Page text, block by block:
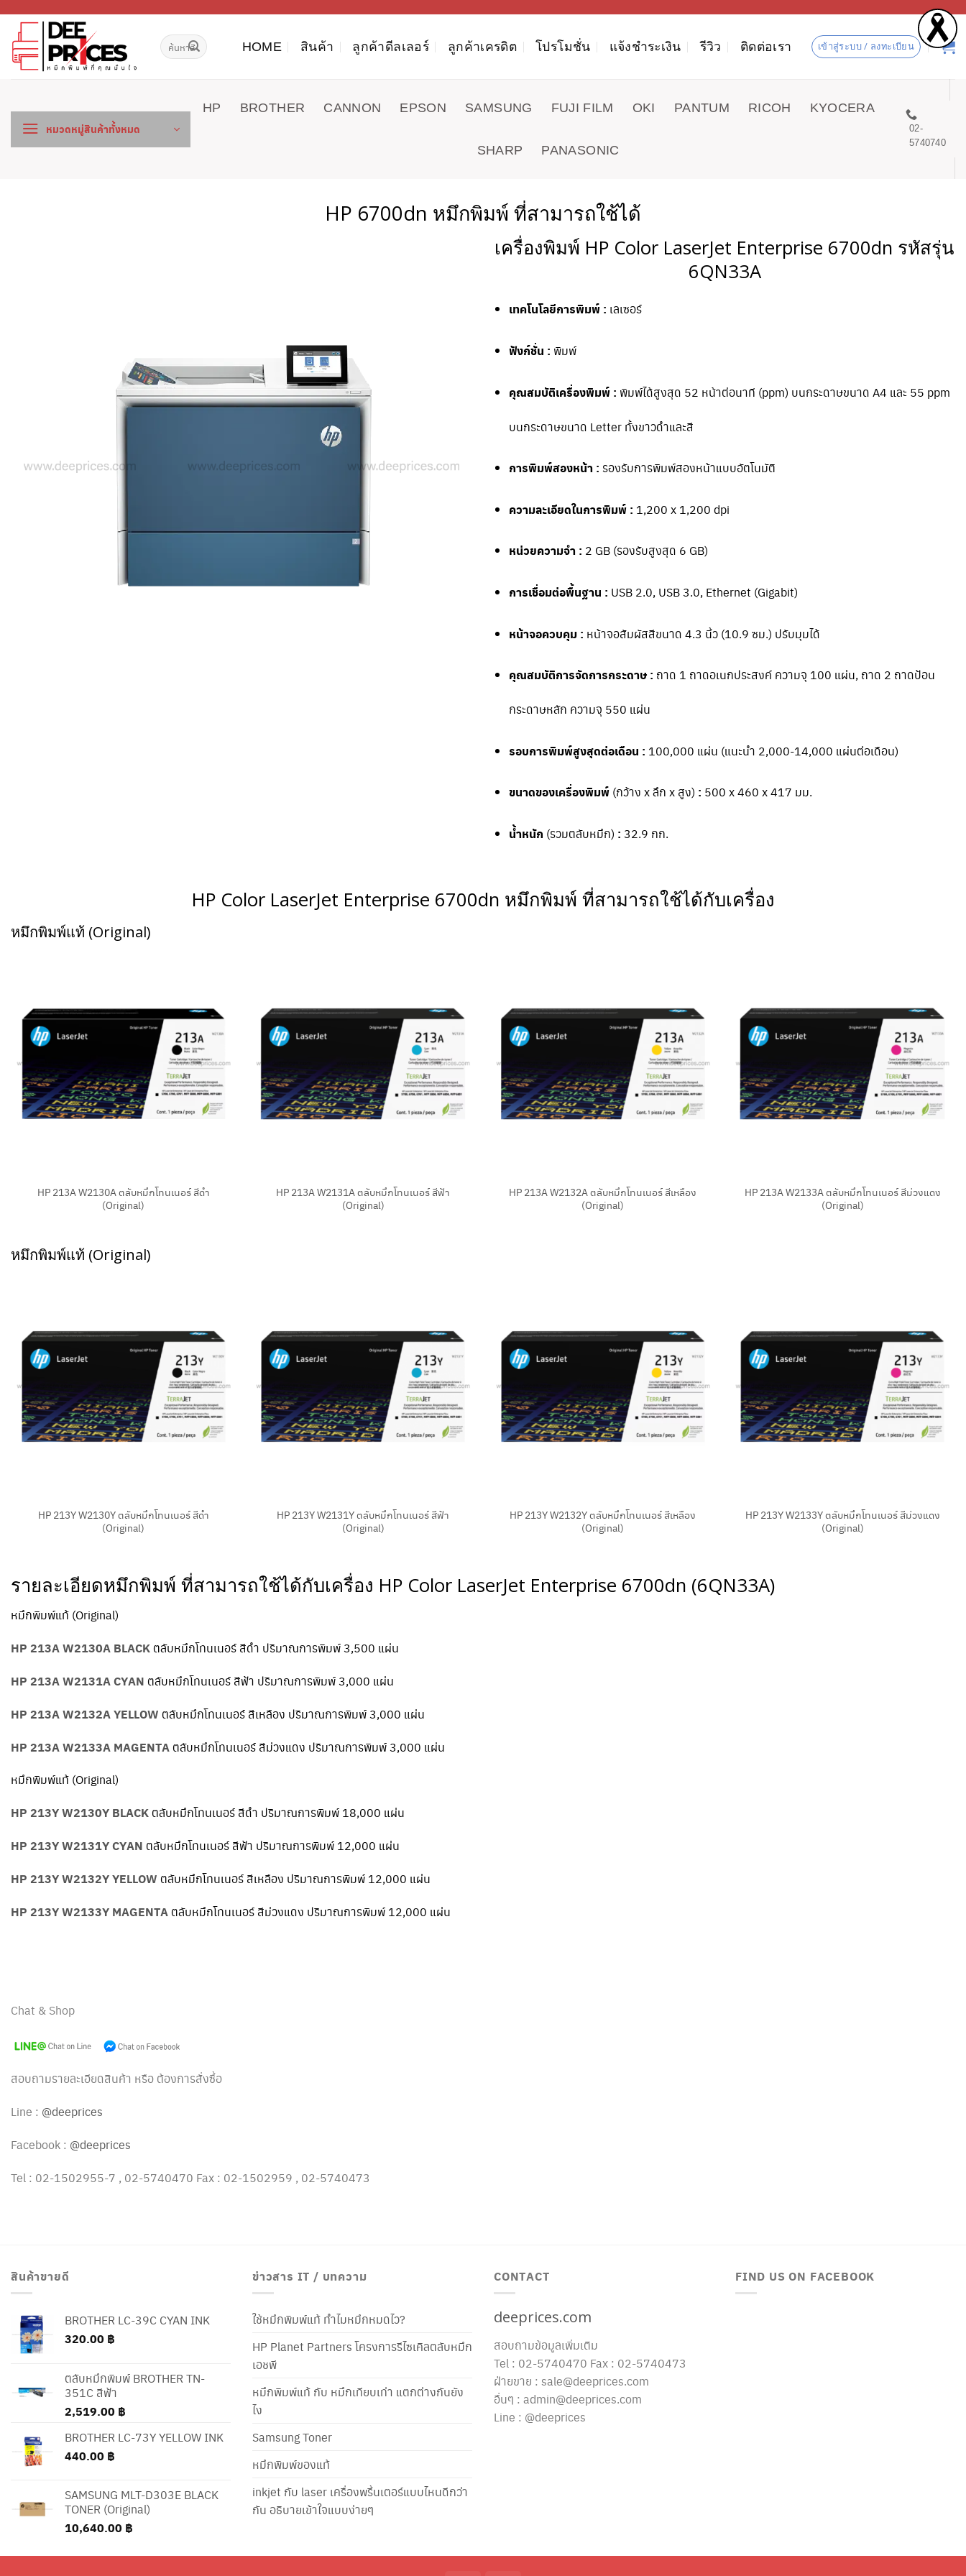
เนื้อหา
ค้นหา: HOME สินค้า ลูกค้าดีลเลอร์ ลูกค้าเครดิต โปรโมชั่น แจ้งชำระเงิน รีวิว ติดต่อเรา เข้าสู่ระบบ / ลงทะเบียน
หมวดหมู่สินค้าทั้งหมด
HP BROTHER CANNON EPSON SAMSUNG FUJI FILM OKI PANTUM RICOH KYOCERA
SHARP PANASONIC
02-
5740740
HP 6700dn หมึกพิมพ์ ที่สามารถใช้ได้
เครื่องพิมพ์ HP Color LaserJet Enterprise 6700dn รหัสรุ่น
6QN33A
เทคโนโลยีการพิมพ์ : เลเซอร์
ฟังก์ชั่น : พิมพ์
คุณสมบัติเครื่องพิมพ์ : พิมพ์ได้สูงสุด 52 หน้าต่อนาที (ppm) บนกระดาษขนาด A4 และ 55 ppm
บนกระดาษขนาด Letter ทั้งขาวดำและสี
การพิมพ์สองหน้า : รองรับการพิมพ์สองหน้าแบบอัตโนมัติ
ความละเอียดในการพิมพ์ : 1,200 x 1,200 dpi
หน่วยความจำ : 2 GB (รองรับสูงสุด 6 GB)
การเชื่อมต่อพื้นฐาน : USB 2.0, USB 3.0, Ethernet (Gigabit)
หน้าจอควบคุม : หน้าจอสัมผัสสีขนาด 4.3 นิ้ว (10.9 ซม.) ปรับมุมได้
คุณสมบัติการจัดการกระดาษ : ถาด 1 ถาดอเนกประสงค์ ความจุ 100 แผ่น, ถาด 2 ถาดป้อน
กระดาษหลัก ความจุ 550 แผ่น
รอบการพิมพ์สูงสุดต่อเดือน : 100,000 แผ่น (แนะนำ 2,000-14,000 แผ่นต่อเดือน)
ขนาดของเครื่องพิมพ์ (กว้าง x ลึก x สูง) : 500 x 460 x 417 มม.
น้ำหนัก (รวมตลับหมึก) : 32.9 กก.
HP Color LaserJet Enterprise 6700dn หมึกพิมพ์ ที่สามารถใช้ได้กับเครื่อง
หมึกพิมพ์แท้ (Original)
HP 213A W2130A ตลับหมึกโทนเนอร์ สีดำ
(Original)
HP 213A W2131A ตลับหมึกโทนเนอร์ สีฟ้า
(Original)
HP 213A W2132A ตลับหมึกโทนเนอร์ สีเหลือง
(Original)
HP 213A W2133A ตลับหมึกโทนเนอร์ สีม่วงแดง
(Original)
หมึกพิมพ์แท้ (Original)
HP 213Y W2130Y ตลับหมึกโทนเนอร์ สีดำ
(Original)
HP 213Y W2131Y ตลับหมึกโทนเนอร์ สีฟ้า
(Original)
HP 213Y W2132Y ตลับหมึกโทนเนอร์ สีเหลือง
(Original)
HP 213Y W2133Y ตลับหมึกโทนเนอร์ สีม่วงแดง
(Original)
รายละเอียดหมึกพิมพ์ ที่สามารถใช้ได้กับเครื่อง HP Color LaserJet Enterprise 6700dn (6QN33A)
หมึกพิมพ์แท้ (Original)
HP 213A W2130A BLACK ตลับหมึกโทนเนอร์ สีดำ ปริมาณการพิมพ์ 3,500 แผ่น
HP 213A W2131A CYAN ตลับหมึกโทนเนอร์ สีฟ้า ปริมาณการพิมพ์ 3,000 แผ่น
HP 213A W2132A YELLOW ตลับหมึกโทนเนอร์ สีเหลือง ปริมาณการพิมพ์ 3,000 แผ่น
HP 213A W2133A MAGENTA ตลับหมึกโทนเนอร์ สีม่วงแดง ปริมาณการพิมพ์ 3,000 แผ่น
หมึกพิมพ์แท้ (Original)
HP 213Y W2130Y BLACK ตลับหมึกโทนเนอร์ สีดำ ปริมาณการพิมพ์ 18,000 แผ่น
HP 213Y W2131Y CYAN ตลับหมึกโทนเนอร์ สีฟ้า ปริมาณการพิมพ์ 12,000 แผ่น
HP 213Y W2132Y YELLOW ตลับหมึกโทนเนอร์ สีเหลือง ปริมาณการพิมพ์ 12,000 แผ่น
HP 213Y W2133Y MAGENTA ตลับหมึกโทนเนอร์ สีม่วงแดง ปริมาณการพิมพ์ 12,000 แผ่น
Chat & Shop
สอบถามรายละเอียดสินค้า หรือ ต้องการสั่งซื้อ
Line : @deeprices
Facebook : @deeprices
Tel : 02-1502955-7 , 02-5740470 Fax : 02-1502959 , 02-5740473
สินค้าขายดี
BROTHER LC-39C CYAN INK
320.00 ฿
ตลับหมึกพิมพ์ BROTHER TN-
351C สีฟ้า
2,519.00 ฿
BROTHER LC-73Y YELLOW INK
440.00 ฿
SAMSUNG MLT-D303E BLACK
TONER (Original)
10,640.00 ฿
ข่าวสาร IT / บทความ
ใช้หมึกพิมพ์แท้ ทำไมหมึกหมดไว?
HP Planet Partners โครงการรีไซเคิลตลับหมึก
เอชพี
หมึกพิมพ์แท้ กับ หมึกเทียบเท่า แตกต่างกันยัง
ไง
Samsung Toner
หมึกพิมพ์ของแท้
inkjet กับ laser เครื่องพริ้นเตอร์แบบไหนดีกว่า
กัน อธิบายเข้าใจแบบง่ายๆ
CONTACT
deeprices.com
สอบถามข้อมูลเพิ่มเติม
Tel : 02-5740470 Fax : 02-5740473
ฝ่ายขาย : sale@deeprices.com
อื่นๆ : admin@deeprices.com
Line : @deeprices
FIND US ON FACEBOOK